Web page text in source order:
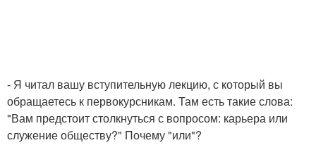
- Я читал вашу вступительную лекцию, с который вы
обращаетесь к первокурсникам. Там есть такие слова:
"Вам предстоит столкнуться с вопросом: карьера или
служение обществу?" Почему "или"?